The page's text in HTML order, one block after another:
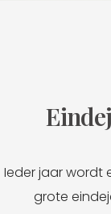
Ieder jaar wordt
grote